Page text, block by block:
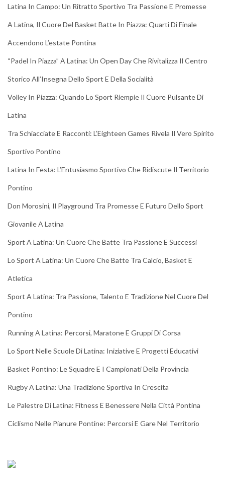
Latina In Campo: Un Ritratto Sportivo Tra Passione E Promesse
A Latina, Il Cuore Del Basket Batte In Piazza: Quarti Di Finale
Accendono L’estate Pontina
“Padel In Piazza” A Latina: Un Open Day Che Rivitalizza Il Centro
Storico All’Insegna Dello Sport E Della Socialità
Volley In Piazza: Quando Lo Sport Riempie Il Cuore Pulsante Di
Latina
Tra Schiacciate E Racconti: L’Eighteen Games Rivela Il Vero Spirito
Sportivo Pontino
Latina In Festa: L’Entusiasmo Sportivo Che Ridiscute Il Territorio
Pontino
Don Morosini, Il Playground Tra Promesse E Futuro Dello Sport
Giovanile A Latina
Sport A Latina: Un Cuore Che Batte Tra Passione E Successi
Lo Sport A Latina: Un Cuore Che Batte Tra Calcio, Basket E
Atletica
Sport A Latina: Tra Passione, Talento E Tradizione Nel Cuore Del
Pontino
Running A Latina: Percorsi, Maratone E Gruppi Di Corsa
Lo Sport Nelle Scuole Di Latina: Iniziative E Progetti Educativi
Basket Pontino: Le Squadre E I Campionati Della Provincia
Rugby A Latina: Una Tradizione Sportiva In Crescita
Le Palestre Di Latina: Fitness E Benessere Nella Città Pontina
Ciclismo Nelle Pianure Pontine: Percorsi E Gare Nel Territorio